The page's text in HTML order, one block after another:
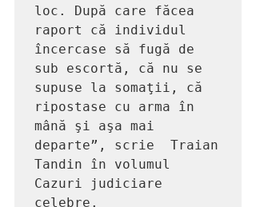
loc. După care făcea
raport că individul
încercase să fugă de
sub escortă, că nu se
supuse la somaţii, că
ripostase cu arma în
mână şi aşa mai
departe”, scrie  Traian
Tandin în volumul
Cazuri judiciare
celebre.